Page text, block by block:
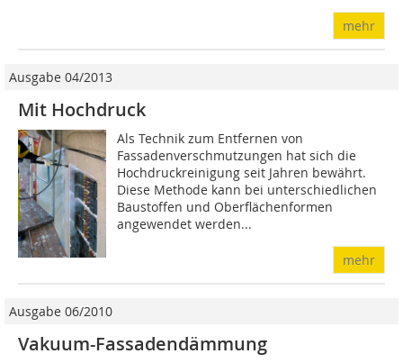
mehr
Ausgabe 04/2013
Mit Hochdruck
Als Technik zum Entfernen von
Fassadenverschmutzungen hat sich die
Hochdruckreinigung seit Jahren bewährt.
Diese Methode kann bei unterschiedlichen
Baustoffen und Oberflächenformen
angewendet werden...
mehr
Ausgabe 06/2010
Vakuum-Fassadendämmung